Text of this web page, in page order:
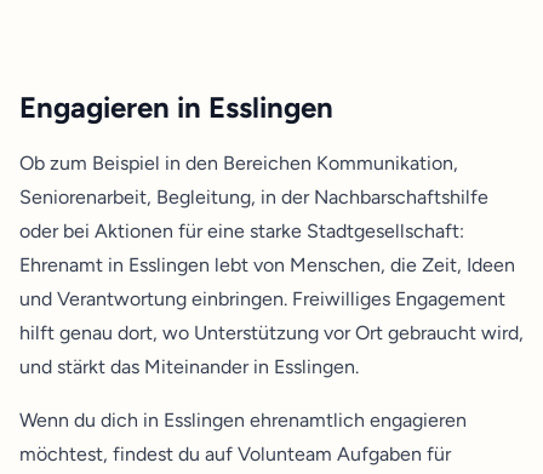
Engagieren in Esslingen
Ob zum Beispiel in den Bereichen Kommunikation,
Seniorenarbeit, Begleitung, in der Nachbarschaftshilfe
oder bei Aktionen für eine starke Stadtgesellschaft:
Ehrenamt in Esslingen lebt von Menschen, die Zeit, Ideen
und Verantwortung einbringen. Freiwilliges Engagement
hilft genau dort, wo Unterstützung vor Ort gebraucht wird,
und stärkt das Miteinander in Esslingen.
Wenn du dich in Esslingen ehrenamtlich engagieren
möchtest, findest du auf Volunteam Aufgaben für